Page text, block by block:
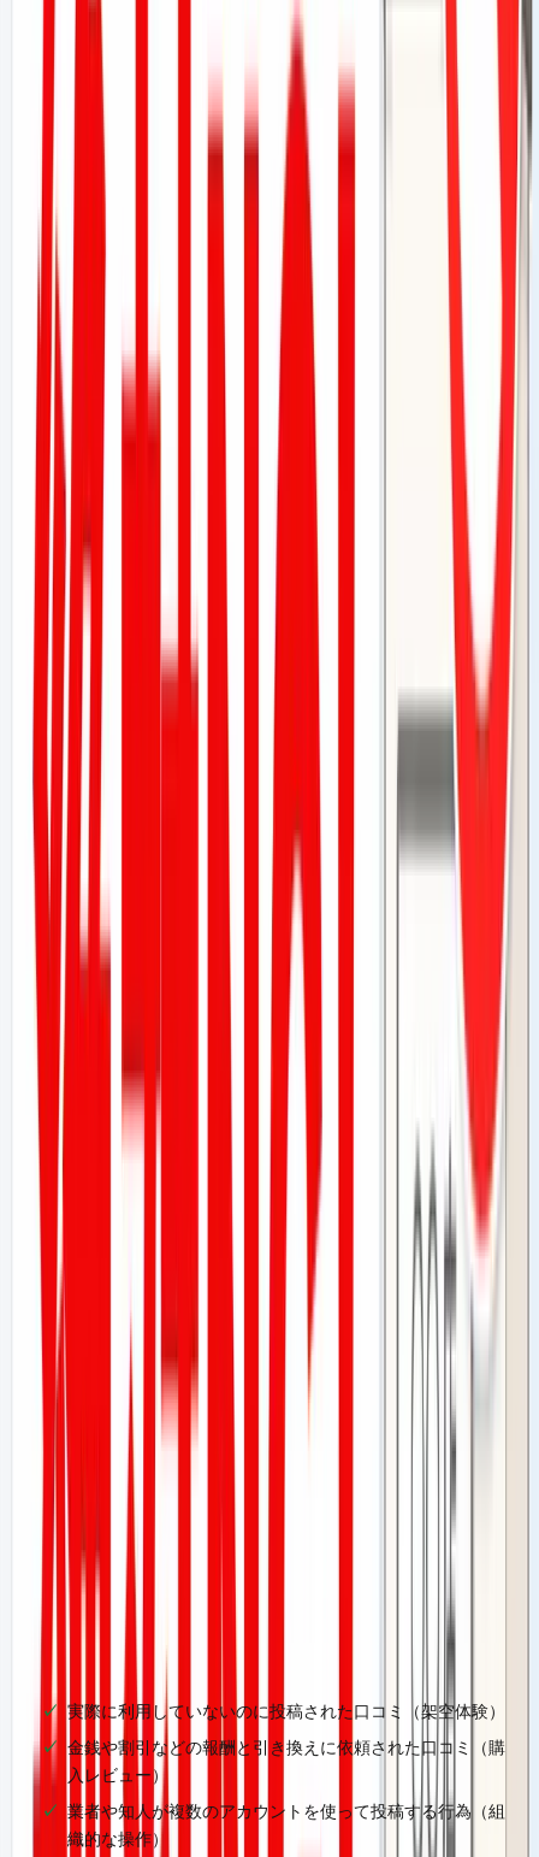
禁止している
なぜバレるのか？Googleの検知システムの仕組み
検知ポイント①：IPアドレスと位置情報の照合
検知ポイント②：アカウントの「信頼スコア」評価
検知ポイント③：投稿の内容・文体・タイミングの分
検知ポイント④：端末情報・ブラウザ情報のフィンガ
バレたら何が起きるか？3段階のペナルティ
第1段階：口コミの削除・非表示
第2段階：Googleビジネスプロフィールの一時停止・
削除
第3段階：法的リスク（景品表示法・不正競争防止
法）
業者が言う「安全策」のウソを暴く
では、どうすれば合法的に口コミを増やせるのか？
合法的に口コミを増やす仕組み：Mikasel（ミカセル）
とは
仕組みはシンプルで現場に負担をかけない
なぜこの設計がガイドライン準拠なのか？
「不満の声」が直接店舗に届く仕組みが守ってくれる
従来のMEO代行業者の3分の1以下のコスト
現場で使えることへの強いこだわり
それでも「自分では無理」という方へ：パンダMEO
まとめ：「安く早く口コミを増やしたい」気持ちは正
しい。でも方法を間違えないで
「口コミを増やしませんか？」そんな営業の電話やDM、受
毎日必死に店を切り盛りしているのに、競合店のGoogleマ
ップには星4.5がズラリと並んでいる。自分の店は口コミが
数件しかない——。そのもどかしさは、本当によくわかりま
す。だからこそ、「業者に任せれば簡単に増えるなら……」
と心が揺れるのは、決しておかしなことではありません。
ただ、結論を先にお伝えします。
💡
やらせ口コミ・サクラ代行は、高い確率でGoogleに検知され
ます。バレた場合の代償は「口コミが削除される」だけでは済
まず、
アカウント停止 マップからの非表示
にまで
発展します。費用を払って、むしろ店を危険にさらす結果にな
この記事では、なぜバレるのかの仕組みから、バレたときに
起きること、そして業者が言う「安全策」がなぜウソなのか
まで、包み隠さずお伝えします。最後には、Googleのガイ
ドラインに完全準拠した合法的な口コミの増やし方もご紹介
しますので、ぜひ最後までお読みください。
そもそも「やらせ口コミ」とは何か？
Googleは明確に禁止している
まず前提として、Googleはその利用規約・ポリシーの中
で、不正な口コミを明確に禁止しています。
Googleのポリシーが禁止しているのは、主に以下のような
ものです。
チェックリスト
実際に利用していないのに投稿された口コミ（架空体験）
金銭や割引などの報酬と引き換えに依頼された口コミ（購
入レビュー）
業者や知人が複数のアカウントを使って投稿する行為（組
織的な操作）